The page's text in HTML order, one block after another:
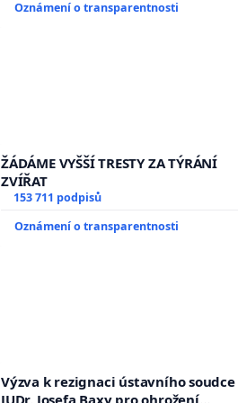
Oznámení o transparentnosti
ŽÁDÁME VYŠŠÍ TRESTY ZA TÝRÁNÍ
ZVÍŘAT
153 711 podpisů
Oznámení o transparentnosti
Výzva k rezignaci ústavního soudce
JUDr. Josefa Baxy pro ohrožení